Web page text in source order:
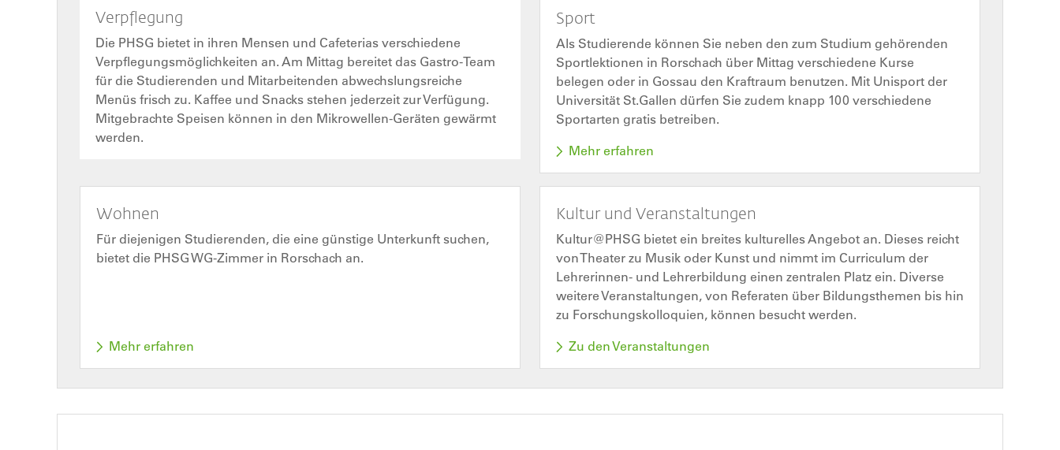
Verpflegung
Die PHSG bietet in ihren Mensen und Cafeterias verschiedene
Verpflegungsmöglichkeiten an. Am Mittag bereitet das Gastro-Team
für die Studierenden und Mitarbeitenden abwechslungsreiche
Menüs frisch zu. Kaffee und Snacks stehen jederzeit zur Verfügung.
Mitgebrachte Speisen können in den Mikrowellen-Geräten gewärmt
werden.
Sport
Als Studierende können Sie neben den zum Studium gehörenden
Sportlektionen in Rorschach über Mittag verschiedene Kurse
belegen oder in Gossau den Kraftraum benutzen. Mit Unisport der
Universität St.Gallen dürfen Sie zudem knapp 100 verschiedene
Sportarten gratis betreiben.
Mehr erfahren
Wohnen
Für diejenigen Studierenden, die eine günstige Unterkunft suchen,
bietet die PHSG WG-Zimmer in Rorschach an.
Mehr erfahren
Kultur und Veranstaltungen
Kultur@PHSG bietet ein breites kulturelles Angebot an. Dieses reicht
von Theater zu Musik oder Kunst und nimmt im Curriculum der
Lehrerinnen- und Lehrerbildung einen zentralen Platz ein. Diverse
weitere Veranstaltungen, von Referaten über Bildungsthemen bis hin
zu Forschungskolloquien, können besucht werden.
Zu den Veranstaltungen